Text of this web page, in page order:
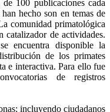
100 publicaciones cada
hecho son en temas de
comunidad primatológica
de actividades.
encuentra disponible la
de los primates
e interactiva. Para ello fue
de registros
incluyendo ciudadanos